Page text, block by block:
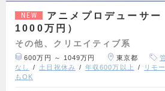
NEW
アニメプロデューサ
1000万円）
その他、クリエイティブ系
600万円 ～ 1049万円 東京都
なし
土日祝休み 年収600万以上 リモ
もOK